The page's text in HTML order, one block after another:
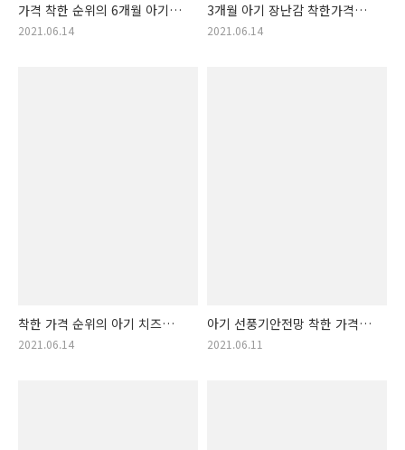
가격 착한 순위의 6개월 아기
장난감 상품. 6개월 아기장난감
2021.06.14
3개월 아기 장난감 착한가격
아이템 랭킹!! 가성비 3개월
2021.06.14
착한 가격 순위의 아기 치즈
제품 추천! 갓성비 좋은
2021.06.14
아기 선풍기안전망 착한 가격
순위 아이템!! 아기 선풍기
2021.06.11